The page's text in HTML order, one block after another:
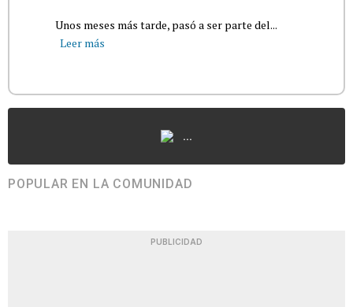
Unos meses más tarde, pasó a ser parte del...
Leer más
...
POPULAR EN LA COMUNIDAD
PUBLICIDAD